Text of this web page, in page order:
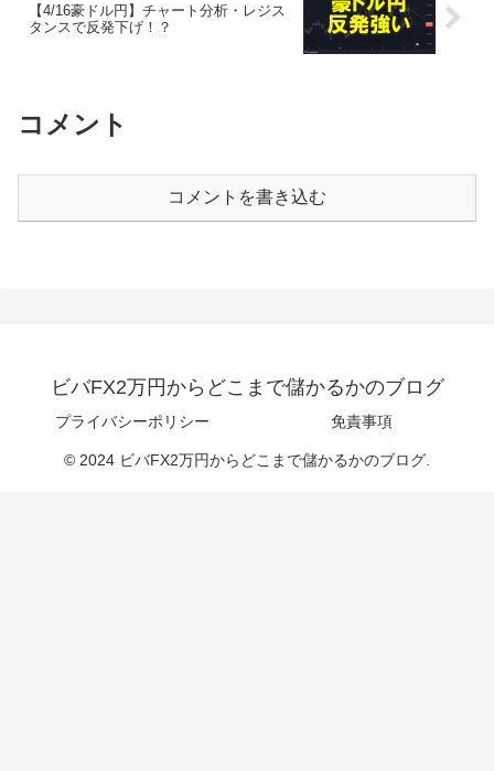
【4/16豪ドル円】チャート分析・レジス
タンスで反発下げ！？
コメント
コメントを書き込む
ビバFX2万円からどこまで儲かるかのブログ
プライバシーポリシー 免責事項
© 2024 ビバFX2万円からどこまで儲かるかのブログ.